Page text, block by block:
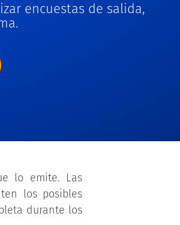
encuestas de salida,
lo emite. Las
los posibles
durante los